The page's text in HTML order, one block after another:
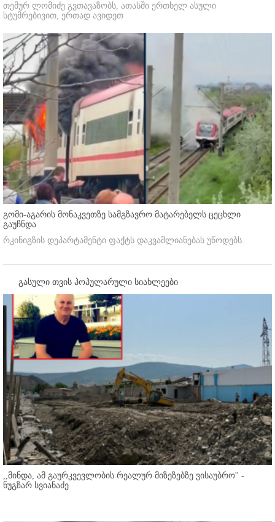
თემურ ლომიძე გვთავაზობს, ათასში ერთხელ ასული
სტუმრებივით, ერთად ავიდეთ
გომი-აგარის მონაკვეთზე სამგზავრო მატარებელს ცეცხლი
გაუჩნდა
რკინიგზის დეპარტამენტი ფაქტს დაკვამლიანებას უწოდებს.
გასული თვის პოპულარული სიახლეები
,,მინდა, ამ გაურკვევლობის რეალურ მიზეზებზე ვისაუბრო'' -
ნუგზარ სვიანაძე